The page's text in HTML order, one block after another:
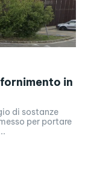
in
di sostanze
per portare